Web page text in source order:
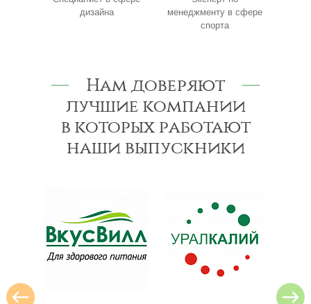
менеджменту в сфере
Нам доверяют
лучшие компании
в которых работают
наши выпускники